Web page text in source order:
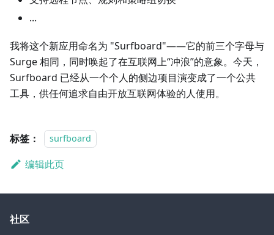
...
我将这个新应用命名为 "Surfboard"——它的前三个字母与
Surge 相同，同时唤起了在互联网上“冲浪”的意象。今天，
Surfboard 已经从一个个人的侧边项目演变成了一个公共
工具，供任何追求自由开放互联网体验的人使用。
标签： surfboard
编辑此页
社区